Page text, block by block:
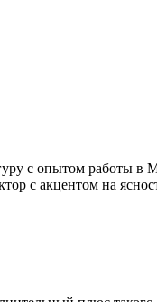
с опытом работы в
с акцентом на